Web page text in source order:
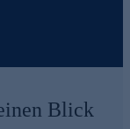
Blick